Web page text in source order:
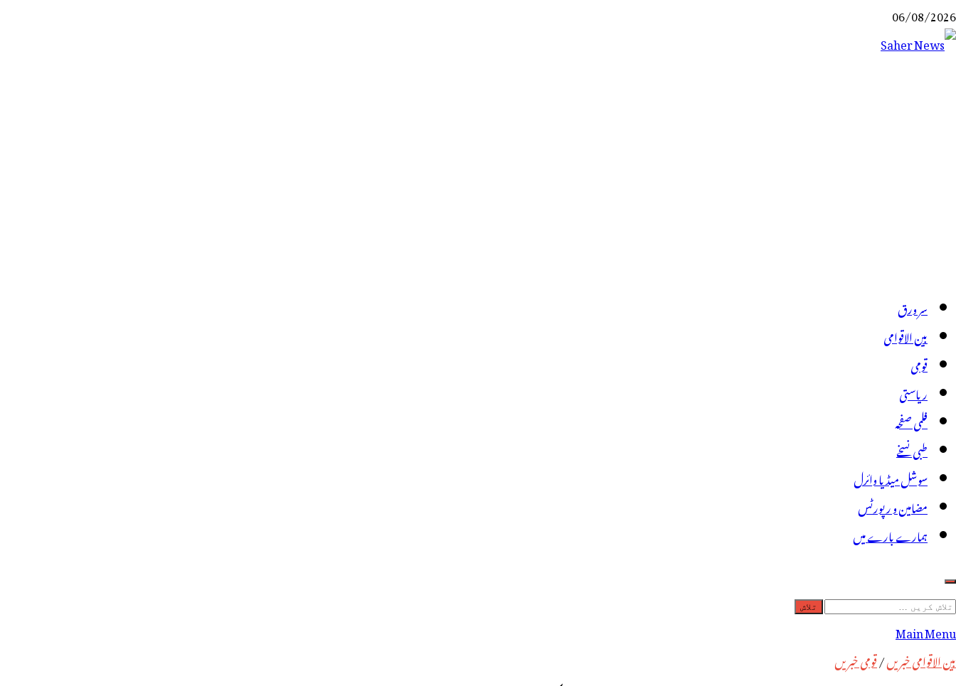
Skip
to
06/08/2026
سر ورق
بین الاقوامی
قومی
ریاستی
فلمی صفحہ
طبی نسخے
سوشل میڈیا وائرل
مضامین و رپورٹس
ہمارے بارے میں
تلاش
کریں
برائے:
Main Menu
بین الاقوامی خبریں/قومی خبریں